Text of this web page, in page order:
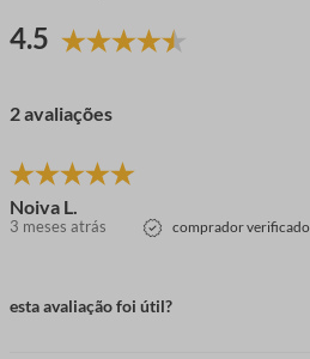
4.5
2 avaliações
Noiva L.
3 meses atrás comprador verificado
esta avaliação foi útil?